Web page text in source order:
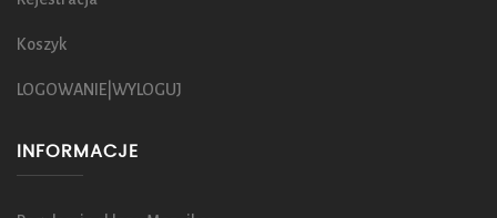
Koszyk
LOGOWANIE|WYLOGUJ
INFORMACJE